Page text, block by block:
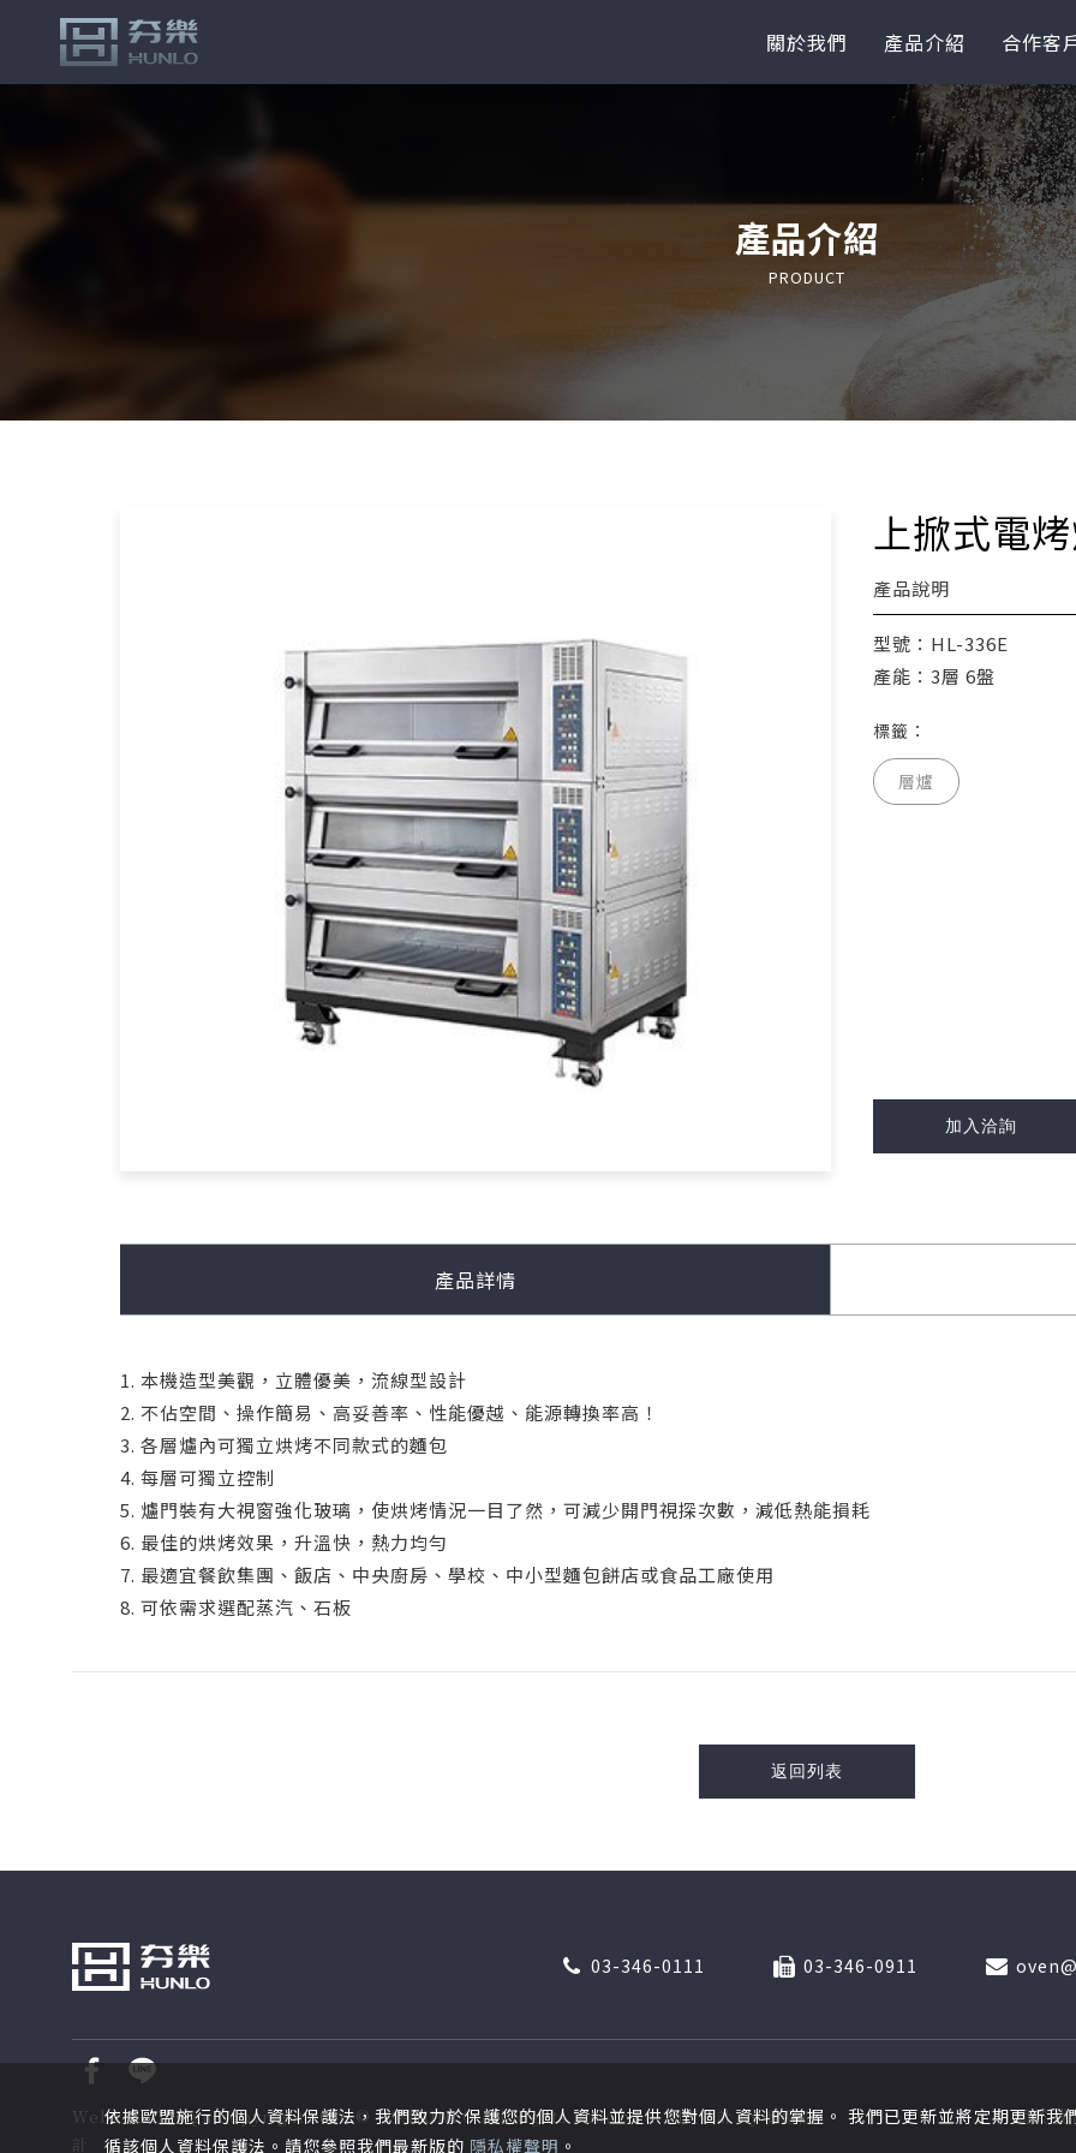
關於我們 產品介紹 合作客
產品介紹
PRODUCT
上掀式電
產品說明
型號：HL-336E
產能：3層 6盤
標籤：
層爐
加入洽詢
產品詳情
1. 本機造型美觀，立體優美，流線型設計
2. 不佔空間、操作簡易、高妥善率、性能優越、能源轉換率高！
3. 各層爐內可獨立烘烤不同款式的麵包
4. 每層可獨立控制
5. 爐門裝有大視窗強化玻璃，使烘烤情況一目了然，可減少開門視探次數，減低熱能損耗
6. 最佳的烘烤效果，升溫快，熱力均勻
7. 最適宜餐飲集團、飯店、中央廚房、學校、中小型麵包餅店或食品工廠使用
8. 可依需求選配蒸汽、石板
返回列表
03-346-0111 03-346-0911
Website DesignCopyright 2026 © 夯樂HUNLOAll Rights Reserved.網頁設計by覺醒設
計
關於我
依據歐盟施行的個人資料保護法，我們致力於保護您的個人資料並提供您對個人資料的掌握。 我們已更新並將定期更新我
循該個人資料保護法。請您參照我們最新版的 隱私權聲明 。